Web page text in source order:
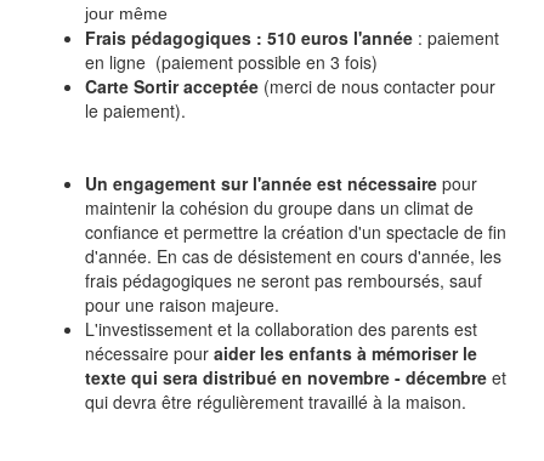
jour même
Frais pédagogiques : 510 euros l'année : paiement
en ligne (paiement possible en 3 fois)
Carte Sortir acceptée (merci de nous contacter pour
le paiement).
Un engagement sur l'année est nécessaire pour
maintenir la cohésion du groupe dans un climat de
confiance et permettre la création d'un spectacle de fin
d'année. En cas de désistement en cours d'année, les
frais pédagogiques ne seront pas remboursés, sauf
pour une raison majeure.
L'investissement et la collaboration des parents est
nécessaire pour aider les enfants à mémoriser le
texte qui sera distribué en novembre - décembre et
qui devra être régulièrement travaillé à la maison.